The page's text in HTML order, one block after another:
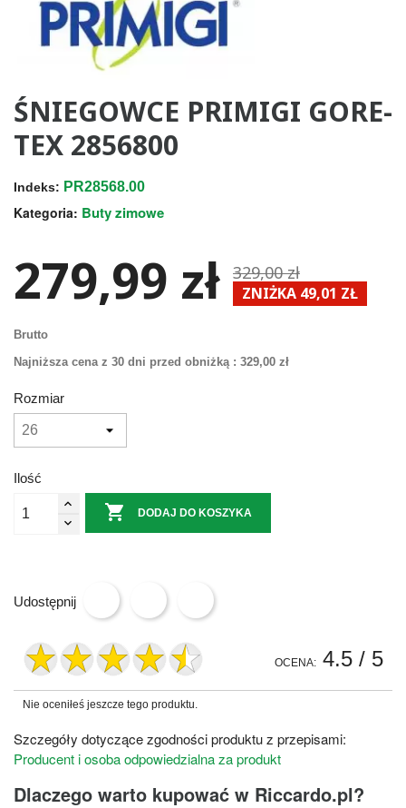
ŚNIEGOWCE PRIMIGI GORE-
TEX 2856800
Indeks: PR28568.00
Kategoria: Buty zimowe
279,99 zł 329,00 zł
ZNIŻKA 49,01 ZŁ
Brutto
Najniższa cena z 30 dni przed obniżką : 329,00 zł
Rozmiar
Ilość
 DODAJ DO KOSZYKA
Udostępnij
OCENA: 4.5 / 5
Nie oceniłeś jeszcze tego produktu.
Szczegóły dotyczące zgodności produktu z przepisami:
Producent i osoba odpowiedzialna za produkt
Dlaczego warto kupować w Riccardo.pl?